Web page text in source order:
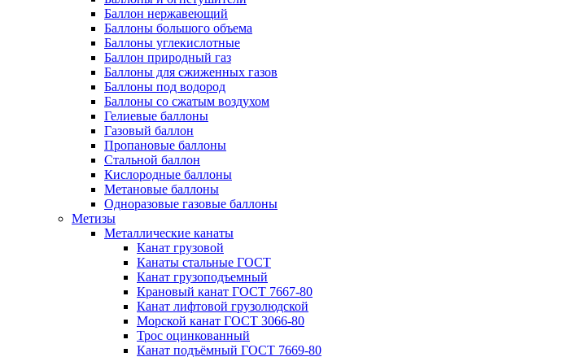
Баллон нержавеющий
Баллоны большого объема
Баллоны углекислотные
Баллон природный газ
Баллоны для сжиженных газов
Баллоны под водород
Баллоны со сжатым воздухом
Гелиевые баллоны
Газовый баллон
Пропановые баллоны
Стальной баллон
Кислородные баллоны
Метановые баллоны
Одноразовые газовые баллоны
Метизы
Металлические канаты
Канат грузовой
Канаты стальные ГОСТ
Канат грузоподъемный
Крановый канат ГОСТ 7667-80
Канат лифтовой грузолюдской
Морской канат ГОСТ 3066-80
Трос оцинкованный
Канат подъёмный ГОСТ 7669-80